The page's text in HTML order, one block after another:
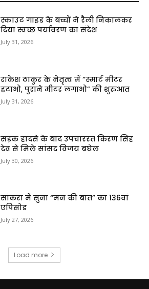
स्काउट गाइड के बच्चों ने रैली निकालकर
दिया स्वच्छ पर्यावरण का संदेश
July 31, 2026
राकेश ठाकुर के नेतृत्व में “स्मार्ट मीटर
हटाओ, पुराने मीटर लगाओ” की शुरुआत
July 31, 2026
सड़क हादसे के बाद उपचाररत किरण सिंह
देव से मिले सांसद विजय बघेल
July 30, 2026
सांकरा में सुना “मन की बात” का 136वां
एपिसोड
July 27, 2026
Load more